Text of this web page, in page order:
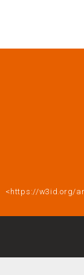
<https://w3id.org/